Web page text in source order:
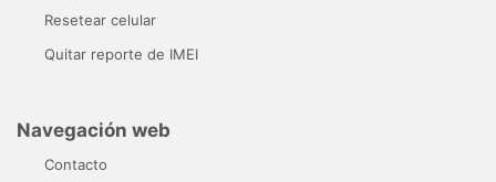
Resetear celular
Quitar reporte de IMEI
Navegación web
Contacto